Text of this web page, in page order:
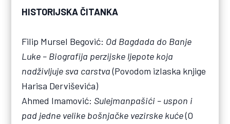
HISTORIJSKA ČITANKA
Filip Mursel Begović: Od Bagdada do Banje
Luke – Biografija perzijske ljepote koja
nadživljuje sva carstva(Povodom izlaska knjige
Harisa Derviševića)
Ahmed Imamović: Sulejmanpašići – uspon i
pad jedne velike bošnjačke vezirske kuće(O